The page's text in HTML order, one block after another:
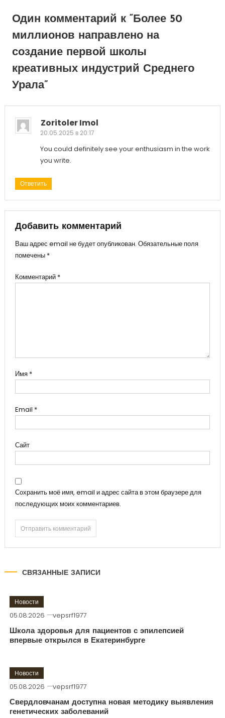
Один комментарий к “Более 50
миллионов направлено на
создание первой школы
креативных индустрий Среднего
Урала”
Zoritoler Imol
20.05.2025 в 20:17
You could definitely see your enthusiasm in the work
you write.
Ответить
Добавить комментарий
Ваш адрес email не будет опубликован. Обязательные поля
помечены *
Комментарий *
Имя *
Email *
Сайт
Сохранить моё имя, email и адрес сайта в этом браузере для
последующих моих комментариев.
СВЯЗАННЫЕ ЗАПИСИ
Новости
05.08.2026 vepsrf1977
Школа здоровья для пациентов с эпилепсией
впервые открылся в Екатеринбурге
Новости
05.08.2026 vepsrf1977
Свердловчанам доступна новая методику выявления
генетических заболеваний